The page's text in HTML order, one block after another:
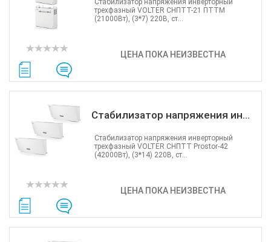
ЦЕНА ПОКА НЕИЗВЕСТНА
Стабилизатор напряжения инверторный
трехфазный VOLTER СНПТТ-21 ПТТМ
(21000Вт), (3*7) 220В, ст...
Стабилизатор напряжения ин...
ЦЕНА ПОКА НЕИЗВЕСТНА
Стабилизатор напряжения инверторный
трехфазный VOLTER СНПТТ Prostor-42
(42000Вт), (3*14) 220В, ст...